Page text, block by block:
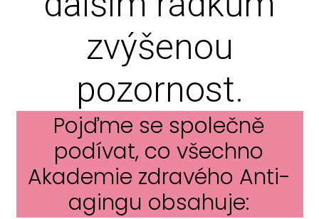
zvýšenou
pozornost.
Pojďme se společně
podívat, co všechno
Akademie zdravého Anti-
agingu obsahuje: